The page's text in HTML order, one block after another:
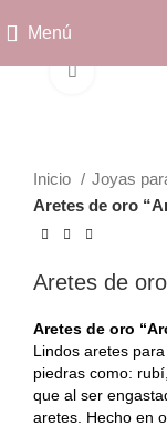
Menú
Clic para
Inicio Joyas
Aretes de oro
Aretes de oro
Aretes de oro
Lindos aretes
piedras como:
que al ser
aretes. Hecho en